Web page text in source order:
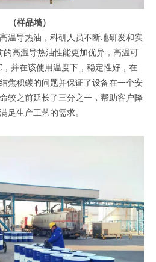
（样品墙）
导热油，科研人员不断地研发和实
高温导热油性能更加优异，高温可
并在该使用温度下，稳定性好，在
焦积碳的问题并保证了设备在一个安
较之前延长了三分之一，帮助客户降
足生产工艺的需求。